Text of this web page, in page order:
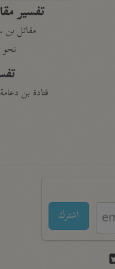
تفسير
مقاتل بن
نحو ٥ مجلدات
قتادة بن دعامة
اشترك